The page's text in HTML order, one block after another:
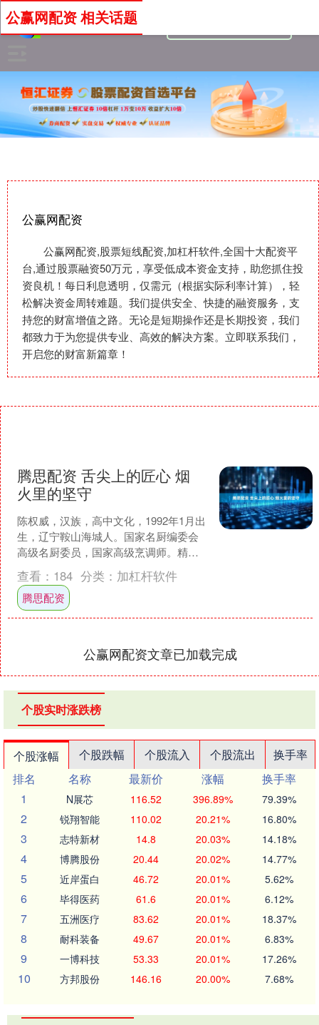
公赢网配资
公赢网配资,股票短线配资,加杠杆软件,全国十大配资平
台,通过股票融资50万元，享受低成本资金支持，助您抓住投
资良机！每日利息透明，仅需元（根据实际利率计算），轻
松解决资金周转难题。我们提供安全、快捷的融资服务，支
持您的财富增值之路。无论是短期操作还是长期投资，我们
都致力于为您提供专业、高效的解决方案。立即联系我们，
开启您的财富新篇章！
公赢网配资 相关话题
腾思配资 舌尖上的匠心 烟
火里的坚守
陈权威，汉族，高中文化，1992年1月出
生，辽宁鞍山海城人。国家名厨编委会
高级名厨委员，国家高级烹调师。精通
中式烹饪全流程技艺，注重味型、火候
与菜品呈现，深得众....
查看： 184 分类： 加杠杆软件
腾思配资
公赢网配资文章已加载完成
个股实时涨跌榜
个股涨幅 个股跌幅 个股流入 个股流出
换手率
排名
名称 最新价 涨幅
换手率
1
N展芯 116.52 396.89% 79.39%
2 锐翔智能 110.02 20.21% 16.80%
3 志特新材 14.8 20.03% 14.18%
4 博腾股份 20.44 20.02% 14.77%
5 近岸蛋白 46.72 20.01% 5.62%
6 毕得医药 61.6 20.01% 6.12%
7 五洲医疗 83.62 20.01% 18.37%
8 耐科装备 49.67 20.01% 6.83%
9 一博科技 53.33 20.01% 17.26%
10 方邦股份 146.16 20.00% 7.68%